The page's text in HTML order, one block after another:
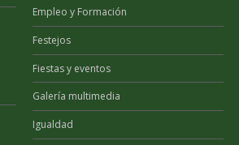
Empleo y Formación
Festejos
Fiestas y eventos
Galería multimedia
Igualdad